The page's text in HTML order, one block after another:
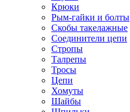
Крюки
Рым-гайки и болты
Скобы такелажные
Соединители цепи
Стропы
Талрепы
Тросы
Цепи
Хомуты
Шайбы